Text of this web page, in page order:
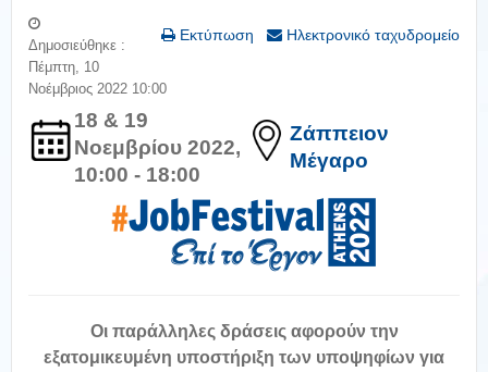
Εκτύπωση Ηλεκτρονικό ταχυδρομείο
Δημοσιεύθηκε :
Πέμπτη, 10
Νοέμβριος 2022 10:00
18 & 19
Νοεμβρίου 2022,
10:00 - 18:00
Ζάππειον
Μέγαρο
Οι παράλληλες δράσεις αφορούν την
εξατομικευμένη υποστήριξη των υποψηφίων για